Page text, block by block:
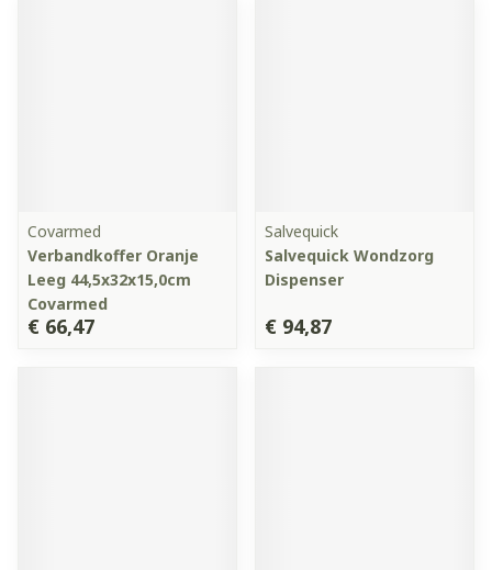
Covarmed
Verbandkoffer Oranje
Leeg 44,5x32x15,0cm
Covarmed
€ 66,47
Salvequick
Salvequick Wondzorg
Dispenser
€ 94,87